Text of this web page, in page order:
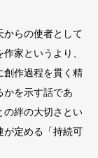
からの使者として
家というより、
創作過程を貫く精
かを示す話であ
の絆の大切さとい
が定める「持続可